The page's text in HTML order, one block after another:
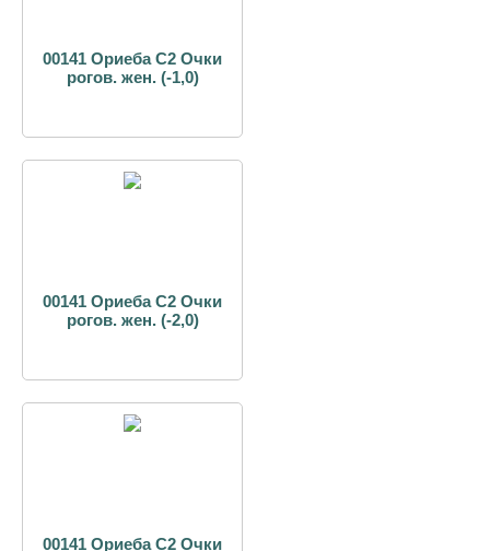
00141 Ориеба С2 Очки
рогов. жен. (-1,0)
00141 Ориеба С2 Очки
рогов. жен. (-2,0)
00141 Ориеба С2 Очки